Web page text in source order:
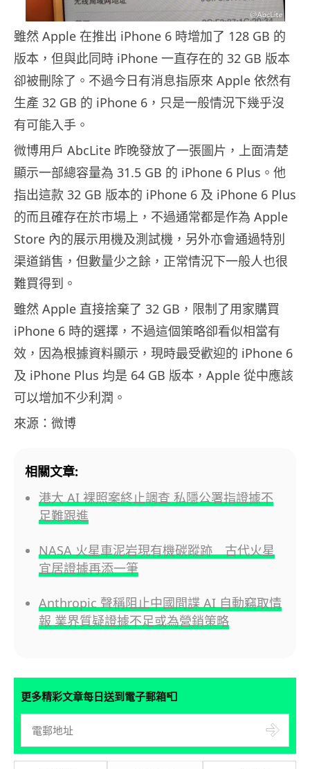
雖然 Apple 在推出 iPhone 6 時增加了 128 GB 的
版本，但與此同時 iPhone 一直存在的 32 GB 版本
卻被刪除了。不過今日有消息指原來 Apple 依然有
生產 32 GB 的 iPhone 6，只是一般情況下幾乎沒
有可能入手。
微博用戶 AbcLite 昨晚發放了一張圖片，上面清楚
顯示一部總容量為 31.5 GB 的 iPhone 6 Plus。他
指出這款 32 GB 版本的 iPhone 6 及 iPhone 6 Plus
的而且確存在於市場上，不過通常都是作為 Apple
Store 內的展示用機及測試機，另外亦會通過特別
渠道銷售，但數量少之餘，正常情況下一般人也很
難買得到。
雖然 Apple 直接捨棄了 32 GB，限制了用家購買
iPhone 6 時的選擇，不過這個策略卻看似相當有
效，因為根據資料顯示，現時最受歡迎的 iPhone 6
及 iPhone Plus 均是 64 GB 版本，Apple 從中應該
可以增加不少利潤。
來源：微博
相關文章:
港大 AI 裸照案終止調查 私隱公署指證據不
足難跟進
NASA 火星車泥岩現有機碳蹤跡 古代火星
宜居證據再添一筆
Anthropic 聲稱阻止中國間諜 AI 自動竊取情
報 業界質疑證據不足或為營銷策略
更多精彩文章每日送到電子郵箱📮